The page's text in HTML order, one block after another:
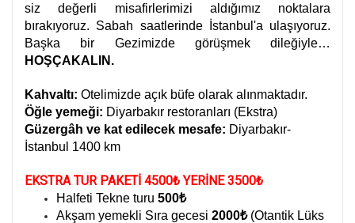
siz değerli misafirlerimizi aldığımız noktalara
bırakıyoruz. Sabah saatlerinde İstanbul'a ulaşıyoruz.
Başka bir Gezimizde görüşmek dileğiyle…
HOŞÇAKALIN.
Kahvaltı: Otelimizde açık büfe olarak alınmaktadır.
Öğle yemeği: Diyarbakır restoranları (Ekstra)
Güzergâh ve kat edilecek mesafe: Diyarbakır-
İstanbul 1400 km
EKSTRA TUR PAKETİ 4500₺ YERİNE 3500₺
Halfeti Tekne turu 500₺
Akşam yemekli Sıra gecesi 2000₺ (Otantik Lüks